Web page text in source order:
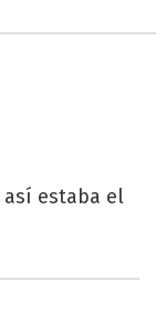
así estaba el